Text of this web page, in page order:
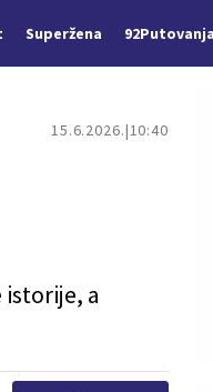
Superžena 92Putovanja
15.6.2026. 10:40
a